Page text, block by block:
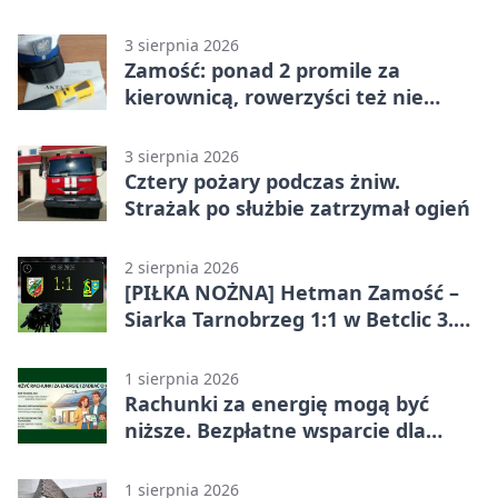
3 sierpnia 2026
Zamość: ponad 2 promile za
kierownicą, rowerzyści też nie
3 sierpnia 2026
Cztery pożary podczas żniw.
Strażak po służbie zatrzymał ogień
2 sierpnia 2026
[PIŁKA NOŻNA] Hetman Zamość –
Siarka Tarnobrzeg 1:1 w Betclic 3.
1 sierpnia 2026
Rachunki za energię mogą być
niższe. Bezpłatne wsparcie dla
1 sierpnia 2026